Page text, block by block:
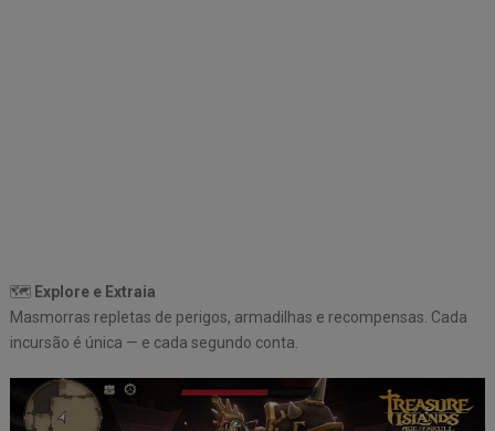
🗺️ Explore e Extraia
Masmorras repletas de perigos, armadilhas e recompensas. Cada
incursão é única — e cada segundo conta.